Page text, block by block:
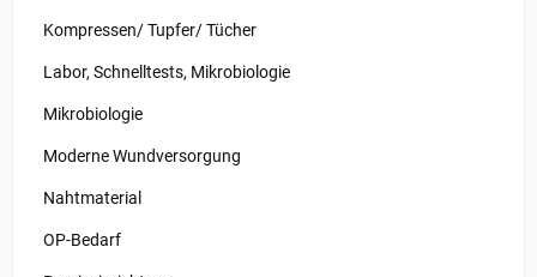
Kompressen/ Tupfer/ Tücher
Labor, Schnelltests, Mikrobiologie
Mikrobiologie
Moderne Wundversorgung
Nahtmaterial
OP-Bedarf